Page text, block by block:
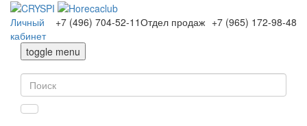
Личный
кабинет
+7 (496) 704-52-11Отдел продаж +7 (965) 172-98-48
toggle menu